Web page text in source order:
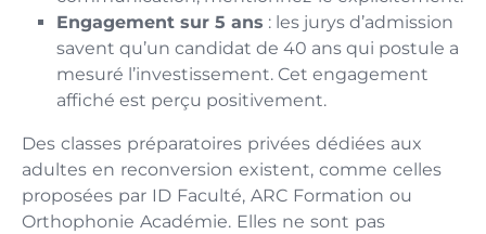
Engagement sur 5 ans : les jurys d’admission
savent qu’un candidat de 40 ans qui postule a
mesuré l’investissement. Cet engagement
affiché est perçu positivement.
Des classes préparatoires privées dédiées aux
adultes en reconversion existent, comme celles
proposées par ID Faculté, ARC Formation ou
Orthophonie Académie. Elles ne sont pas